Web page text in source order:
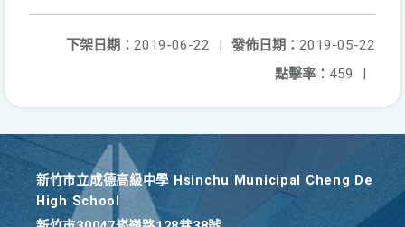
發佈日期： 2019-05-22
下架日期： 2019-06-22
|
點擊率： 459 |
新竹巿立成德高級中學 Hsinchu Municipal Cheng De
High School